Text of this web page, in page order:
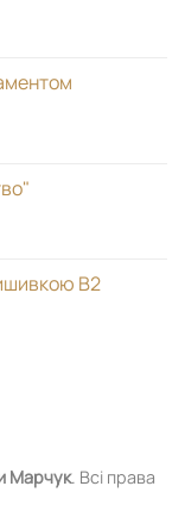
В2
Марчук. Всі права